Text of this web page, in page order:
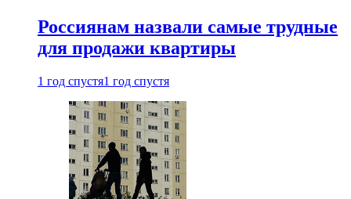
Россиянам назвали самые трудные
для продажи квартиры
1 год спустя1 год спустя